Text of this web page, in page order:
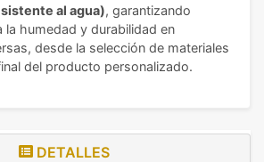
al agua), garantizando
la humedad y durabilidad en
desde la selección de materiales
del producto personalizado.
DETALLES